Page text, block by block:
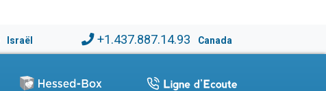
Israël +1.437.887.14.93 Canada